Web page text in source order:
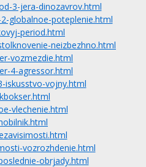
3-jera-dinozavrov.html
globalnoe-poteplenie.html
period.html
neizbezhno.html
vozmezdie.html
4-agressor.html
iskusstvo-vojny.html
vlechenie.html
vozrozhdenie.html
obrjady.html